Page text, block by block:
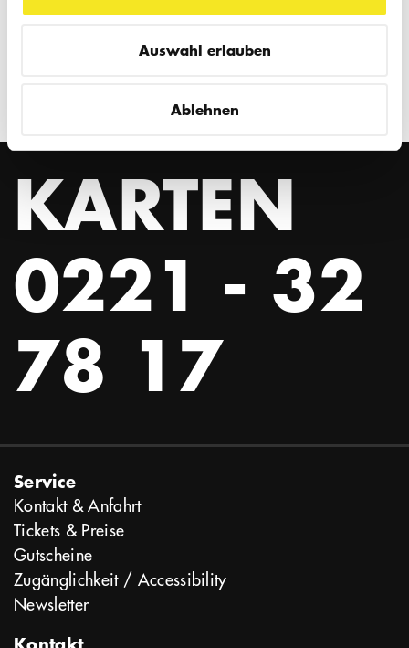
Auswahl erlauben
Ablehnen
KARTEN
0221 - 32
78 17
Service
Kontakt & Anfahrt
Tickets & Preise
Gutscheine
Zugänglichkeit / Accessibility
Newsletter